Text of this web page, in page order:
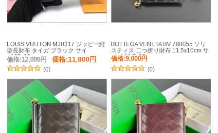
LOUIS VUITTON M30317 ジッピー縦
型長財布 タイガ ブラック サイ
ズ:20x10cm
価格:12,000円 価格:11,800円
(0)
BOTTEGA VENETA BV 788055 ソリ
スティス 二つ折り財布 11.5x10cm サ
イズ:11.5x10cm
価格:9,000円
(0)